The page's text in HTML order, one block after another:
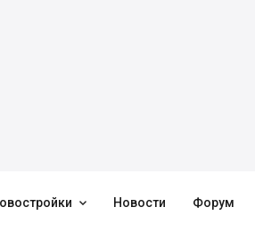
 Новости Форум